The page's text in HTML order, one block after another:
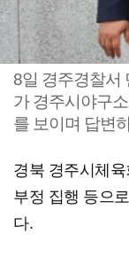
8일 경주경찰서
가 경주시야구
를 보이며 답변
경북 경주시체
부정 집행 등으
다.